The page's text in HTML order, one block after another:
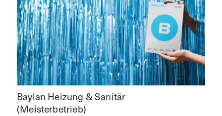
Baylan Heizung & Sanitär
(Meisterbetrieb)